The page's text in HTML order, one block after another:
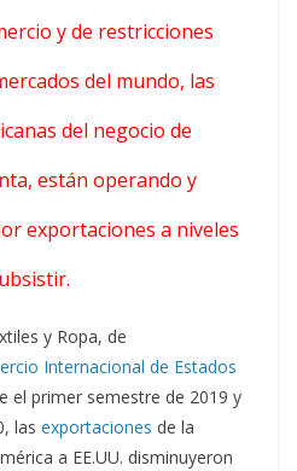
y de restricciones
del mundo, las
del negocio de
están operando y
exportaciones a niveles
y Ropa, de
Internacional de Estados
el primer semestre de 2019 y
las exportaciones de la
a EE.UU. disminuyeron